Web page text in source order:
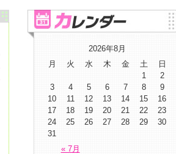
2026年8月
月
火 水 木 金 土 日
« 7月
1
2
3
4 5 6 7 8
9
10
11 12 13 14 15
16
17
18 19 20 21 22
23
24
25 26 27 28 29
30
31